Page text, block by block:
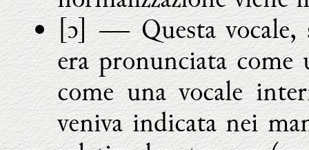
[ɔ] ―Questa
era pronunciata
come una vocale
veniva indicata nei